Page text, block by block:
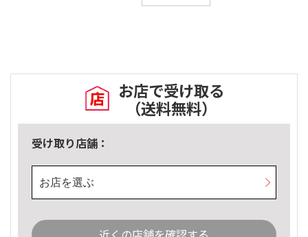
お店で受け取る
（送料無料）
受け取り店舗：
お店を選ぶ